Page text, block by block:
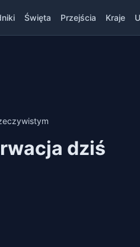
Święta Przejścia Kraje
dziś